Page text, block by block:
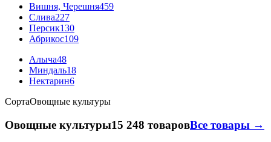
Вишня, Черешня459
Слива227
Персик130
Абрикос109
Алыча48
Миндаль18
Нектарин6
СортаОвощные культуры
Овощные культуры15 248 товаровВсе товары →